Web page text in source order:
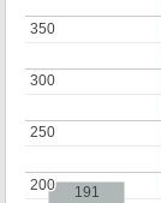
200
200
250
250
300
300
350
350
191